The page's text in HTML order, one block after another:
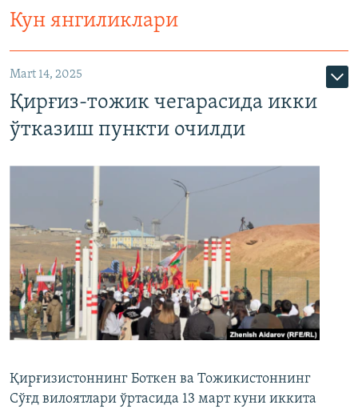
Кун янгиликлари
Mart 14, 2025
Қирғиз-тожик чегарасида икки
ўтказиш пункти очилди
Қирғизистоннинг Боткен ва Тожикистоннинг
Сўғд вилоятлари ўртасида 13 март куни иккита